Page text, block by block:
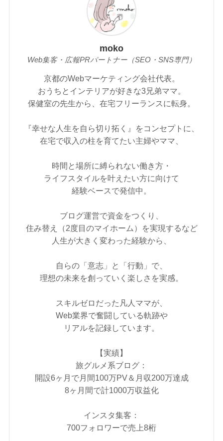
moko
Web集客・広報PRパートナー（SEO・SNS専門）
京都のWebマーケティング会社代表。
おうちとインテリアが好きな3兄弟ママ。
保健室の先生から、在宅フリーランスに転身。
『幸せな人生を自ら切り拓く』をコンセプトに、
在宅で収入の柱を育てたい主婦やママ、
時間と場所に縛られない働き方・
ライフスタイルを叶えたい方に向けて
経験ベースで発信中。
ブログ運営で資金をつくり、
住み替え（2度目のマイホーム）を実現するなど
人生が大きく変わった経験から、
自らの「意志」と「行動」で、
理想の未来を創っていく楽しさを実感。
スキルゼロだった凡人ママが、
Web業界で奮闘している軌跡や
リアルを記録しています。
【実績】
旅グルメ系ブログ：
開設6ヶ月で月間100万PV＆月収200万達成
8ヶ月間で計1000万収益化
インスタ集客：
700フォロワーで売上8桁